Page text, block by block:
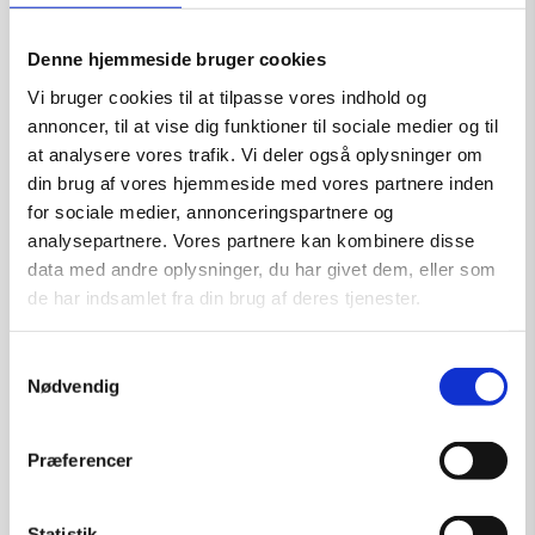
Denne hjemmeside bruger cookies
Vi bruger cookies til at tilpasse vores indhold og
annoncer, til at vise dig funktioner til sociale medier og til
at analysere vores trafik. Vi deler også oplysninger om
din brug af vores hjemmeside med vores partnere inden
for sociale medier, annonceringspartnere og
analysepartnere. Vores partnere kan kombinere disse
data med andre oplysninger, du har givet dem, eller som
de har indsamlet fra din brug af deres tjenester.
Nødvendig
Præferencer
kr.4.000,00
Læs mere